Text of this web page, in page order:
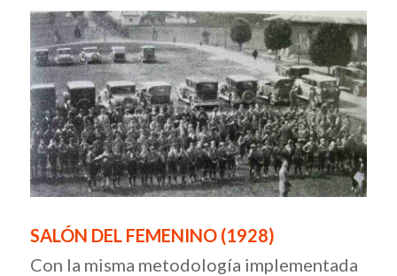
SALÓN DEL FEMENINO (1928)
Con la misma metodología implementada